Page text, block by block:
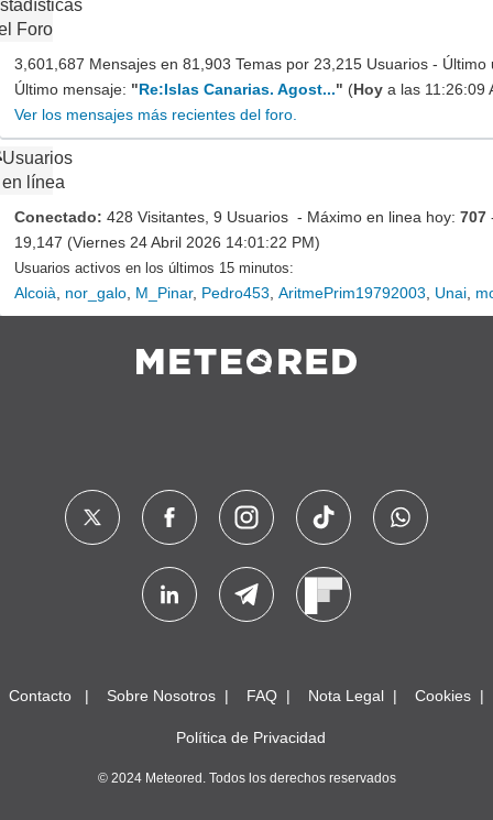
Foro
3,601,687 Mensajes en 81,903 Temas por 23,215 Usuarios -
Último mensaje: "Re:Islas Canarias. Agost..." (Hoy a las 11:26:09
Ver los mensajes más recientes del foro.
Usuarios
en línea
Conectado: 428 Visitantes, 9 Usuarios - Máximo en linea hoy: 707
19,147 (Viernes 24 Abril 2026 14:01:22 PM)
Usuarios activos en los últimos 15 minutos:
Alcoià nor_galo M_Pinar, Pedro453 AritmePrim19792003 Unai
Contacto Sobre Nosotros FAQ Nota Legal Cookies
Política de Privacidad
© 2024 Meteored. Todos los derechos reservados